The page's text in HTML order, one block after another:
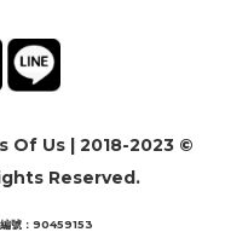
Of Us | 2018-2023 ©
Reserved.
編號：90459153